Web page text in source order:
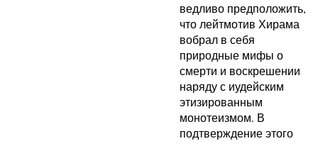
ведливо предположить,
что лейтмотив Хирама
вобрал в себя
природные мифы о
смерти и воскрешении
наряду с иудейским
этизированным
монотеизмом. В
подтверждение этого